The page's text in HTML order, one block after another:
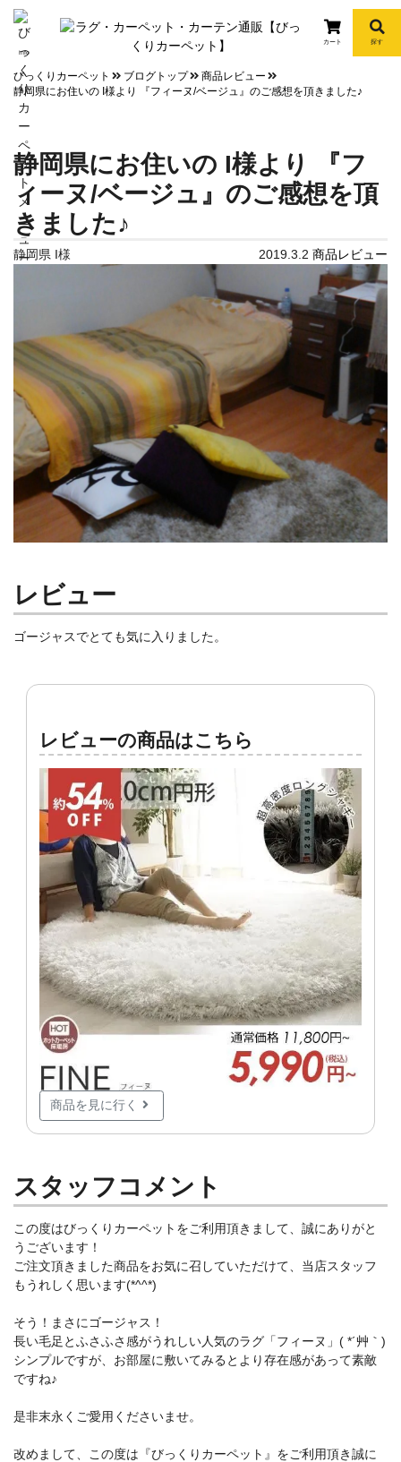
info
カート 探す
びっくりカーペット ブログトップ
商品レビュー
静岡県にお住いの I様より 『フィーヌ/ベージュ』のご感想を頂きました♪
静岡県にお住いの I様より 『フ
ィーヌ/ベージュ』のご感想を頂
きました♪
静岡県 I様 2019.3.2 商品レビュー
レビュー
ゴージャスでとても気に入りました。
レビューの商品はこちら
商品を見に行く
スタッフコメント
この度はびっくりカーペットをご利用頂きまして、誠にありがと
うございます！
ご注文頂きました商品をお気に召していただけて、当店スタッフ
もうれしく思います(*^^*)
そう！まさにゴージャス！
長い毛足とふさふさ感がうれしい人気のラグ「フィーヌ」( *´艸｀)
シンプルですが、お部屋に敷いてみるとより存在感があって素敵
ですね♪
是非末永くご愛用くださいませ。
改めまして、この度は『びっくりカーペット』をご利用頂き誠に